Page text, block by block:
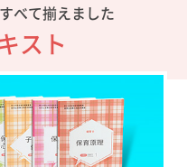
べて揃えました
スト